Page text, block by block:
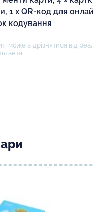
1 x QR-код для
кодування
може відрізнятися від